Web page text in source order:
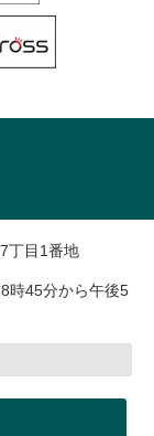
丁目1番地
時45分から午後5